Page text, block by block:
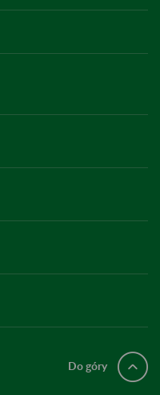
Do góry